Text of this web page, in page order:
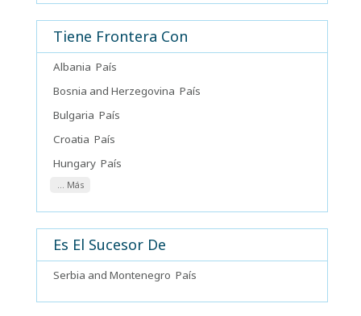
Tiene Frontera Con
Albania País
Bosnia and Herzegovina País
Bulgaria País
Croatia País
Hungary País
... Más
Es El Sucesor De
Serbia and Montenegro País